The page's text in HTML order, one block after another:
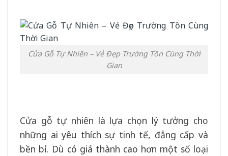
Cửa Gỗ Tự Nhiên – Vẻ Đẹp Trường Tồn Cùng Thời
Gian
Cửa gỗ tự nhiên là lựa chọn lý tưởng cho
những ai yêu thích sự tinh tế, đẳng cấp và
bền bỉ. Dù có giá thành cao hơn một số loại